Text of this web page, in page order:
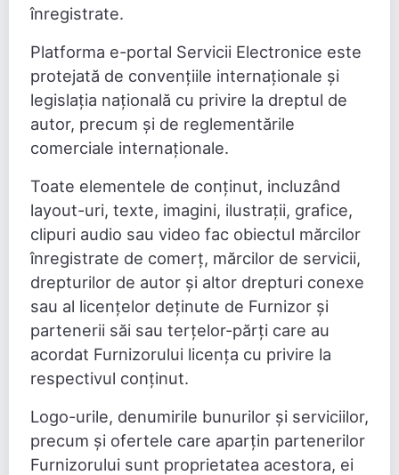
înregistrate.
Platforma e-portal Servicii Electronice este
protejată de convențiile internaționale și
legislația națională cu privire la dreptul de
autor, precum și de reglementările
comerciale internaționale.
Toate elementele de conținut, incluzând
layout-uri, texte, imagini, ilustrații, grafice,
clipuri audio sau video fac obiectul mărcilor
înregistrate de comerț, mărcilor de servicii,
drepturilor de autor și altor drepturi conexe
sau al licențelor deținute de Furnizor și
partenerii săi sau terțelor-părți care au
acordat Furnizorului licența cu privire la
respectivul conținut.
Logo-urile, denumirile bunurilor și serviciilor,
precum și ofertele care aparțin partenerilor
Furnizorului sunt proprietatea acestora, ei